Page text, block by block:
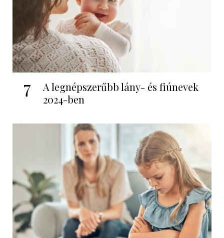
7
A legnépszerűbb lány- és fiúnevek
2024-ben